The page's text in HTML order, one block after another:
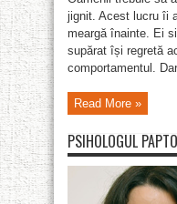
jignit. Acest lucru îi
meargă înainte. Ei
supărat își regretă
comportamentul.
Read More »
PSIHOLOGUL